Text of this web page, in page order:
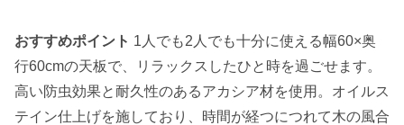
おすすめポイント 1人でも2人でも十分に使える幅60×奥
行60cmの天板で、リラックスしたひと時を過ごせます。
高い防虫効果と耐久性のあるアカシア材を使用。オイルス
テイン仕上げを施しており、時間が経つにつれて木の風合